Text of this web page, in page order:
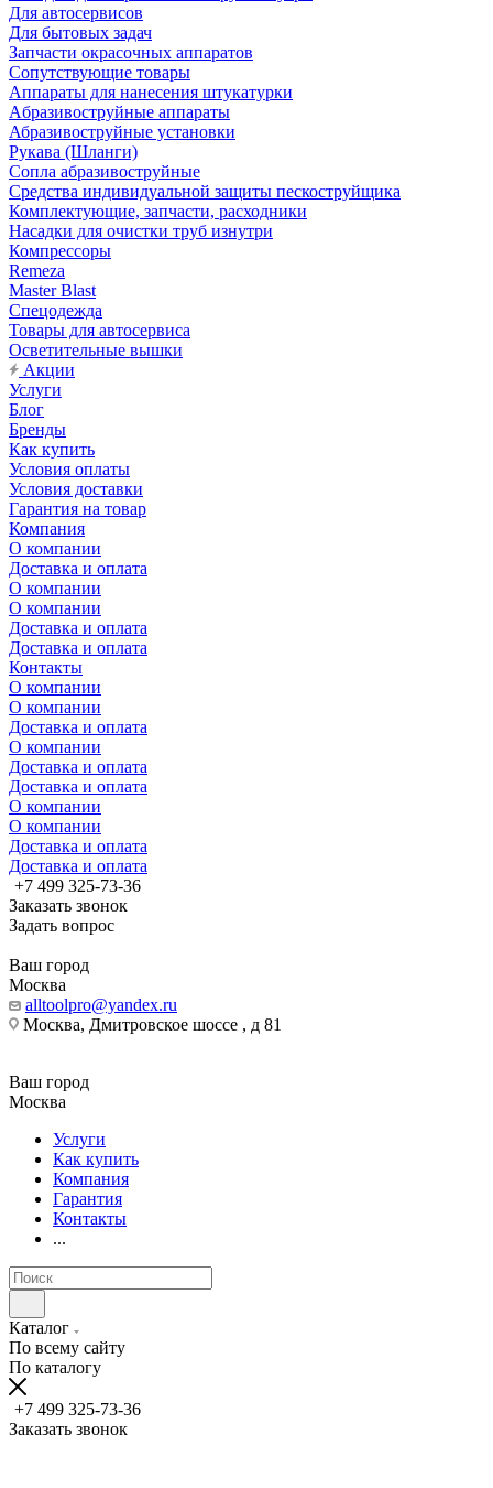
Для автосервисов
Для бытовых задач
Запчасти окрасочных аппаратов
Сопутствующие товары
Аппараты для нанесения штукатурки
Aбразивоструйные аппараты
Абразивоструйные установки
Рукава (Шланги)
Сопла абразивоструйные
Средства индивидуальной защиты пескоструйщика
Комплектующие, запчасти, расходники
Насадки для очистки труб изнутри
Компрессоры
Remeza
Master Blast
Спецодежда
Товары для автосервиса
Осветительные вышки
Акции
Услуги
Блог
Бренды
Как купить
Условия оплаты
Условия доставки
Гарантия на товар
Компания
О компании
Доставка и оплата
О компании
О компании
Доставка и оплата
Доставка и оплата
Контакты
О компании
О компании
Доставка и оплата
О компании
Доставка и оплата
Доставка и оплата
О компании
О компании
Доставка и оплата
Доставка и оплата
+7 499 325-73-36
Заказать звонок
Задать вопрос
Ваш город
Москва
alltoolpro@yandex.ru
Москва, Дмитровское шоссе , д 81
Ваш город
Москва
Услуги
Как купить
Компания
Гарантия
Контакты
...
Каталог
По всему сайту
По каталогу
+7 499 325-73-36
Заказать звонок